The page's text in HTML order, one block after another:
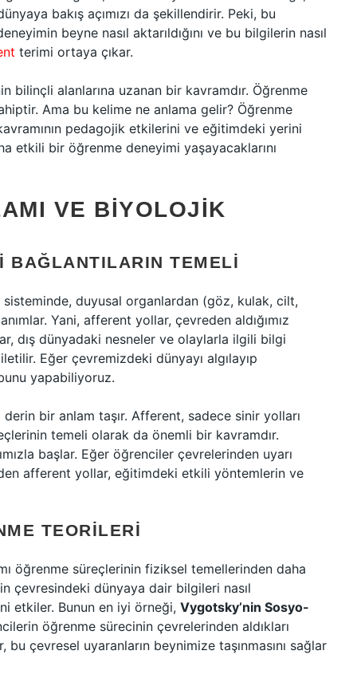
bakış açımızı da şekillendirir. Peki, bu
beyne nasıl aktarıldığını ve bu bilgilerin nasıl
terimi ortaya çıkar.
alanlarına uzanan bir kavramdır. Öğrenme
Ama bu kelime ne anlama gelir? Öğrenme
pedagojik etkilerini ve eğitimdeki yerini
etkili bir öğrenme deneyimi yaşayacaklarını
VE BIYOLOJIK
BAĞLANTILARIN TEMELI
duyusal organlardan (göz, kulak, cilt,
Yani, afferent yollar, çevreden aldığımız
dış dünyadaki nesneler ve olaylarla ilgili bilgi
Eğer çevremizdeki dünyayı algılayıp
yapabiliyoruz.
bir anlam taşır. Afferent, sadece sinir yolları
temeli olarak da önemli bir kavramdır.
başlar. Eğer öğrenciler çevrelerinden uyarı
afferent yollar, eğitimdeki etkili yöntemlerin ve
TEORILERI
öğrenme süreçlerinin fiziksel temellerinden daha
çevresindeki dünyaya dair bilgileri nasıl
etkiler. Bunun en iyi örneği, Vygotsky’nin Sosyo-
öğrenme sürecinin çevrelerinden aldıkları
çevresel uyaranların beynimize taşınmasını sağlar